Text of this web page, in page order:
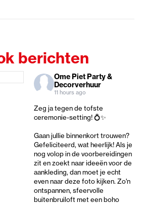
berichten
Ome Piet Party &
Decorverhuur
11 hours ago
Zeg ja tegen de tofste
ceremonie-setting! 💍✨
Gaan jullie binnenkort trouwen?
Gefeliciteerd, wat heerlijk! Als je
nog volop in de voorbereidingen
zit en zoekt naar ideeën voor de
aankleding, dan moet je echt
even naar deze foto kijken. Zo'n
ontspannen, sfeervolle
buitenbruiloft met een boho